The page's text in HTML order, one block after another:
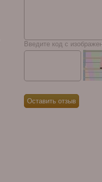
Введите код с